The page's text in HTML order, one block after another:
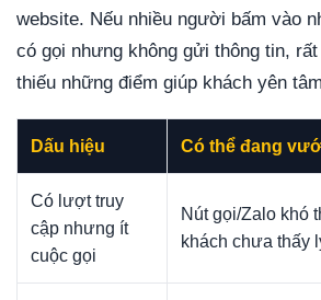
website. Nếu nhiều người bấm vào
có gọi nhưng không gửi thông tin,
thiếu những điểm giúp khách yên
Dấu hiệu Có thể đang
Có lượt truy
cập nhưng ít
cuộc gọi
Nút gọi/Zalo khó
khách chưa thấy